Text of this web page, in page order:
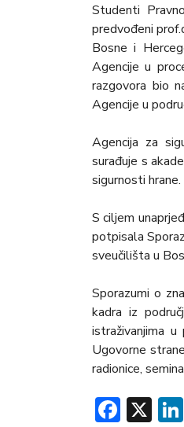
Studenti
predvođeni
Bosne i
Agencije u
razgovora bio
Agencije u
Agencija za
surađuje s
sigurnosti hrane.
S ciljem
potpisala
sveučilišta u
Sporazumi o
kadra iz
istraživanjima
Ugovorne
radionice,
X